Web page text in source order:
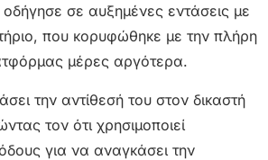
σε αυξημένες εντάσεις με
που κορυφώθηκε με την πλήρη
μέρες αργότερα.
την αντίθεσή του στον δικαστή
τον ότι χρησιμοποιεί
για να αναγκάσει την